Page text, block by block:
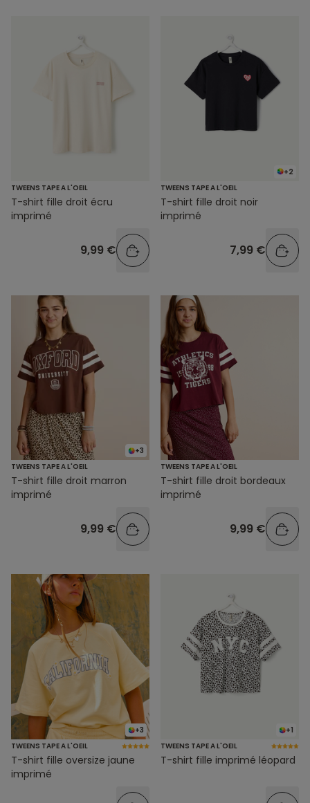
TWEENS TAPE A L'OEIL
T-shirt fille droit écru
imprimé
9,99 €
+2
TWEENS TAPE A L'OEIL
T-shirt fille droit noir
imprimé
7,99 €
+3
TWEENS TAPE A L'OEIL
T-shirt fille droit marron
imprimé
9,99 €
TWEENS TAPE A L'OEIL
T-shirt fille droit bordeaux
imprimé
9,99 €
+3
TWEENS TAPE A L'OEIL
T-shirt fille oversize jaune
imprimé
+1
TWEENS TAPE A L'OEIL
T-shirt fille imprimé léopard